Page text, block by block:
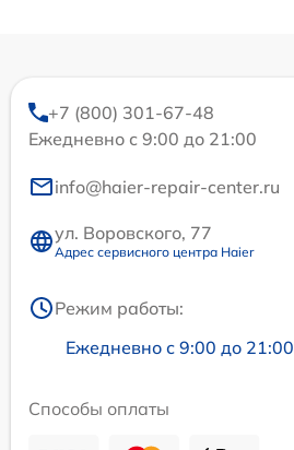
+7 (800) 301-67-48
Ежедневно с 9:00 до 21:00
info@haier-repair-center.ru
ул. Воровского, 77
Адрес сервисного центра Haier
Режим работы:
Ежедневно с 9:00 до 21:00
Способы оплаты